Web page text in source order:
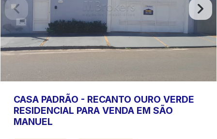
CASA PADRÃO - RECANTO OURO VERDE
RESIDENCIAL PARA VENDA EM SÃO
MANUEL